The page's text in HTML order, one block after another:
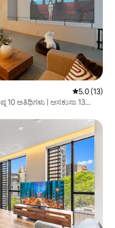
5 ರಲ್ಲಿ 5.0
5.0 (13)
10 ಅತಿಥಿಗಳು | ಅಸಕುಸಾ 13